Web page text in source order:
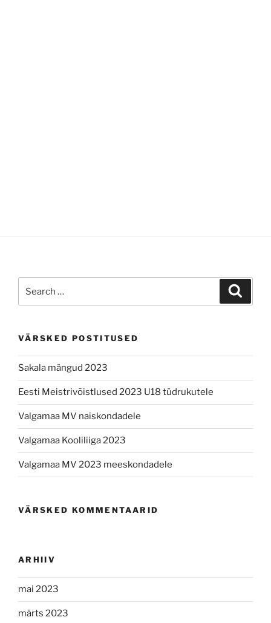
VÄRSKED POSTITUSED
Sakala mängud 2023
Eesti Meistrivõistlused 2023 U18 tüdrukutele
Valgamaa MV naiskondadele
Valgamaa Kooliliiga 2023
Valgamaa MV 2023 meeskondadele
VÄRSKED KOMMENTAARID
ARHIIV
mai 2023
märts 2023